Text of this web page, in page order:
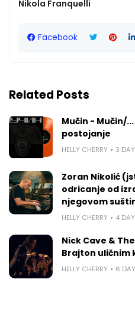
Nikola Franquelli
Facebook
Related Posts
Mučin - Mučin/
postojanje
HELLY CHERRY 3
Zoran Nikolić
odricanje od
njegovom
HELLY CHERRY 4
Nick Cave &
Brajton uličnim
HELLY CHERRY 6